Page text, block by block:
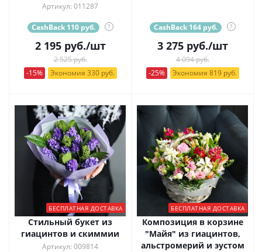
Артикул: 011287
CashBack 110 руб. ?
2 195руб./шт
2 525 руб.
-15%
Экономия 330 руб.
CashBack 164 руб. ?
3 275руб./шт
4 094 руб.
-25%
Экономия 819 руб.
БЕСПЛАТНАЯ ДОСТАВКА
Стильный букет из
гиацинтов и скиммии
Артикул: 009814
БЕСПЛАТНАЯ ДОСТАВКА
Композиция в корзине
"Майя" из гиацинтов,
альстромерий и эустом